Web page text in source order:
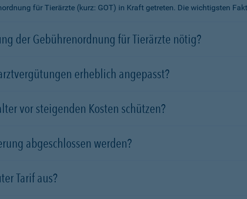
für Tierärzte (kurz: GOT) in Kraft getreten. Die wichtigsten
der Gebührenordnung für Tierärzte nötig?
erheblich angepasst?
vor steigenden Kosten schützen?
abgeschlossen werden?
Tarif aus?